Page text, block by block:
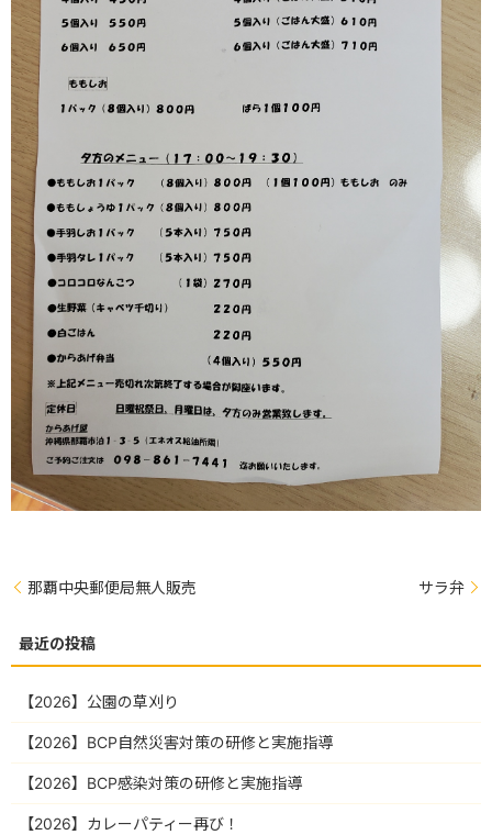
那覇中央郵便局無人販売 サラ弁
【2026】公園の草刈り
【2026】BCP自然災害対策の研修と実施指導
【2026】BCP感染対策の研修と実施指導
【2026】カレーパティー再び！